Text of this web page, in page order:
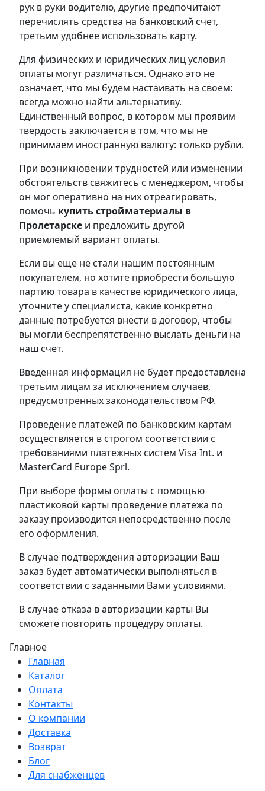
рук в руки водителю, другие предпочитают
перечислять средства на банковский счет,
третьим удобнее использовать карту.
Для физических и юридических лиц условия
оплаты могут различаться. Однако это не
означает, что мы будем настаивать на своем:
всегда можно найти альтернативу.
Единственный вопрос, в котором мы проявим
твердость заключается в том, что мы не
принимаем иностранную валюту: только рубли.
При возникновении трудностей или изменении
обстоятельств свяжитесь с менеджером, чтобы
он мог оперативно на них отреагировать,
помочь купить стройматериалы в
Пролетарске и предложить другой
приемлемый вариант оплаты.
Если вы еще не стали нашим постоянным
покупателем, но хотите приобрести большую
партию товара в качестве юридического лица,
уточните у специалиста, какие конкретно
данные потребуется внести в договор, чтобы
вы могли беспрепятственно выслать деньги на
наш счет.
Введенная информация не будет предоставлена
третьим лицам за исключением случаев,
предусмотренных законодательством РФ.
Проведение платежей по банковским картам
осуществляется в строгом соответствии с
требованиями платежных систем Visa Int. и
MasterCard Europe Sprl.
При выборе формы оплаты с помощью
пластиковой карты проведение платежа по
заказу производится непосредственно после
его оформления.
В случае подтверждения авторизации Ваш
заказ будет автоматически выполняться в
соответствии с заданными Вами условиями.
В случае отказа в авторизации карты Вы
сможете повторить процедуру оплаты.
Главное
Главная
Каталог
Оплата
Контакты
О компании
Доставка
Возврат
Блог
Для снабженцев